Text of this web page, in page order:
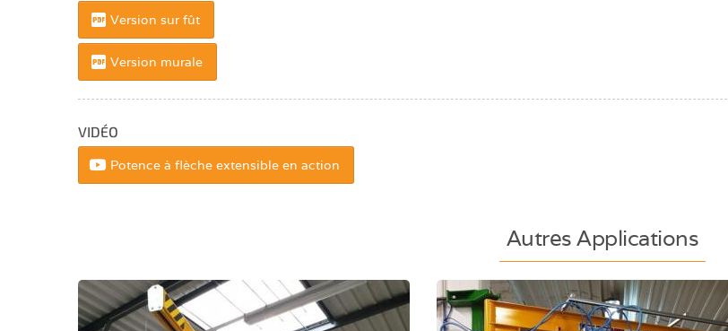
Version sur fût
Version murale
VIDÉO
Potence à flèche extensible en action
Autres Applications